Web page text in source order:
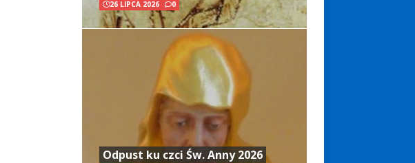
26 LIPCA 2026 0
Odpust ku czci Św. Anny 2026